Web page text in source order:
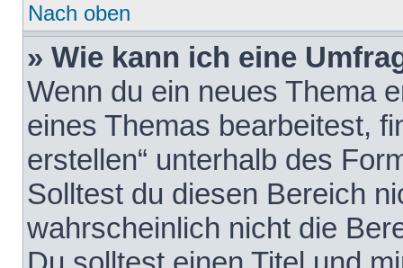
Nach oben
» Wie kann ich eine
Wenn du ein neues Thema
eines Themas bearbeitest,
erstellen“ unterhalb des
Solltest du diesen Bereich
wahrscheinlich nicht die